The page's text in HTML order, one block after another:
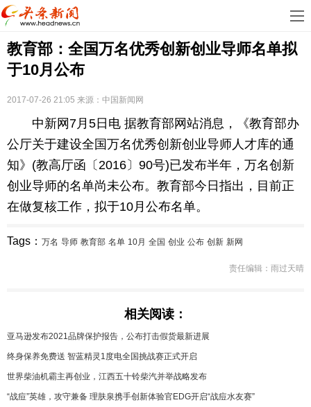
首
页
娱
地
产
汽
车
育
健
康
生
育
育
游
游
教育部：全国万名优秀创新创业导师名单拟
于10月公布
2017-07-26 21:05 来源：中国新闻网
中新网7月5日电 据教育部网站消息，《教育部办
公厅关于建设全国万名优秀创新创业导师人才库的通
知》(教高厅函〔2016〕90号)已发布半年，万名创新
创业导师的名单尚未公布。教育部今日指出，目前正
在做复核工作，拟于10月公布名单。
Tags： 万名 导师 教育部 名单 10月 全国 创业 公布 创新 新网
责任编辑：雨过天晴
相关阅读：
亚马逊发布2021品牌保护报告，公布打击假货最新进展
终身保养免费送 智蓝精灵1度电全国挑战赛正式开启
世界柴油机霸主再创业，江西五十铃柴汽并举战略发布
“战痘”英雄，攻守兼备 理肤泉携手创新体验官EDG开启“战痘水友赛”